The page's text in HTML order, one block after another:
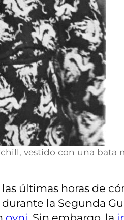
vestido con una bata
últimas horas de
la Segunda